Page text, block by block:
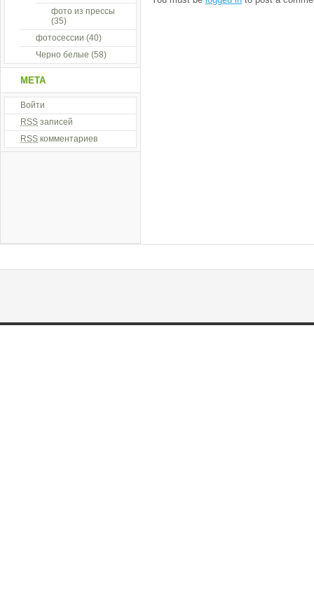
фото из прессы
(35)
фотосессии (40)
Черно белые (58)
МЕТА
Войти
RSS записей
RSS комментариев